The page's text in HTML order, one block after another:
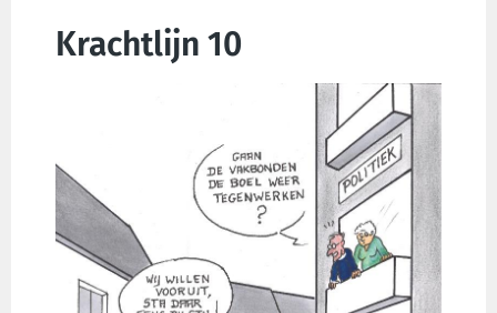
Krachtlijn 10